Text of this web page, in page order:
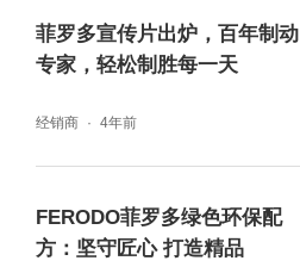
菲罗多宣传片出炉，百年制动
专家，轻松制胜每一天
经销商 4年前
FERODO菲罗多绿色环保配
方：坚守匠心 打造精品